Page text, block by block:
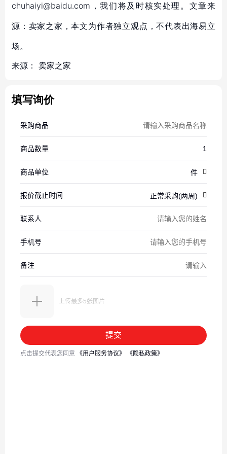
chuhaiyi@baidu.com，我们将及时核实处理。文章来
源：卖家之家，本文为作者独立观点，不代表出海易立
场。
来源： 卖家之家
填写询价